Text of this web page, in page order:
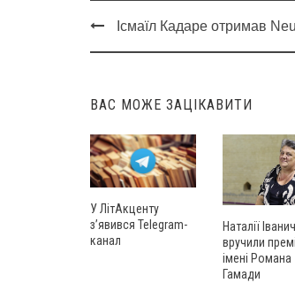
Post
Ісмаїл Кадаре отримав
ВАС МОЖЕ ЗАЦІКАВИТИ
У ЛітАкценту
з’явився Telegram-
канал
Наталії
вручили
імені Романа
Гамади